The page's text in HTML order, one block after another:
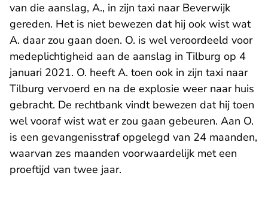
van die aanslag, A., in zijn taxi naar Beverwijk
gereden. Het is niet bewezen dat hij ook wist wat
A. daar zou gaan doen. O. is wel veroordeeld voor
medeplichtigheid aan de aanslag in Tilburg op 4
januari 2021. O. heeft A. toen ook in zijn taxi naar
Tilburg vervoerd en na de explosie weer naar huis
gebracht. De rechtbank vindt bewezen dat hij toen
wel vooraf wist wat er zou gaan gebeuren. Aan O.
is een gevangenisstraf opgelegd van 24 maanden,
waarvan zes maanden voorwaardelijk met een
proeftijd van twee jaar.